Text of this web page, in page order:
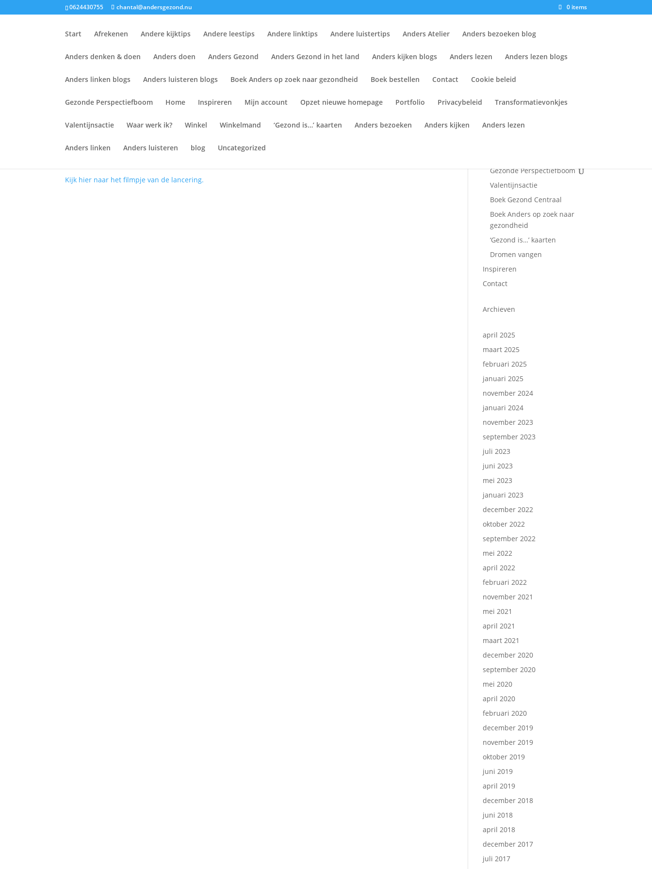
0624430755 chantal@andersgezond.nu 0 items
Start Afrekenen Andere kijktips Andere leestips Andere linktips Andere luistertips Anders Atelier Anders bezoeken blog
Anders denken & doen Anders doen Anders Gezond Anders Gezond in het land Anders kijken blogs Anders lezen Anders lezen blogs
Anders linken blogs Anders luisteren blogs Boek Anders op zoek naar gezondheid Boek bestellen Contact Cookie beleid
Gezonde Perspectiefboom Home Inspireren Mijn account Opzet nieuwe homepage Portfolio Privacybeleid Transformatievonkjes
Valentijnsactie Waar werk ik? Winkel Winkelmand ‘Gezond is…’ kaarten Anders bezoeken Anders kijken Anders lezen
Anders linken Anders luisteren blog Uncategorized
Gezondheid organiseren
Op woensdag 6 februari 2019 is het leerboek voor verpleegkundigen ‘Gezondheid organiseren’ van Miranda Laurant
positieve gezondheid betekent voor beleid en organisatie.
Kijk hier naar het filmpje van de lancering.
Home
Anders denken & doen
Gezonde Perspectiefboom
Valentijnsactie
Boek Gezond Centraal
Boek Anders op zoek naar
gezondheid
‘Gezond is…’ kaarten
Dromen vangen
Inspireren
Contact
Archieven
april 2025
maart 2025
februari 2025
januari 2025
november 2024
januari 2024
november 2023
september 2023
juli 2023
juni 2023
mei 2023
januari 2023
december 2022
oktober 2022
september 2022
mei 2022
april 2022
februari 2022
november 2021
mei 2021
april 2021
maart 2021
december 2020
september 2020
mei 2020
april 2020
februari 2020
december 2019
november 2019
oktober 2019
juni 2019
april 2019
december 2018
juni 2018
april 2018
december 2017
juli 2017